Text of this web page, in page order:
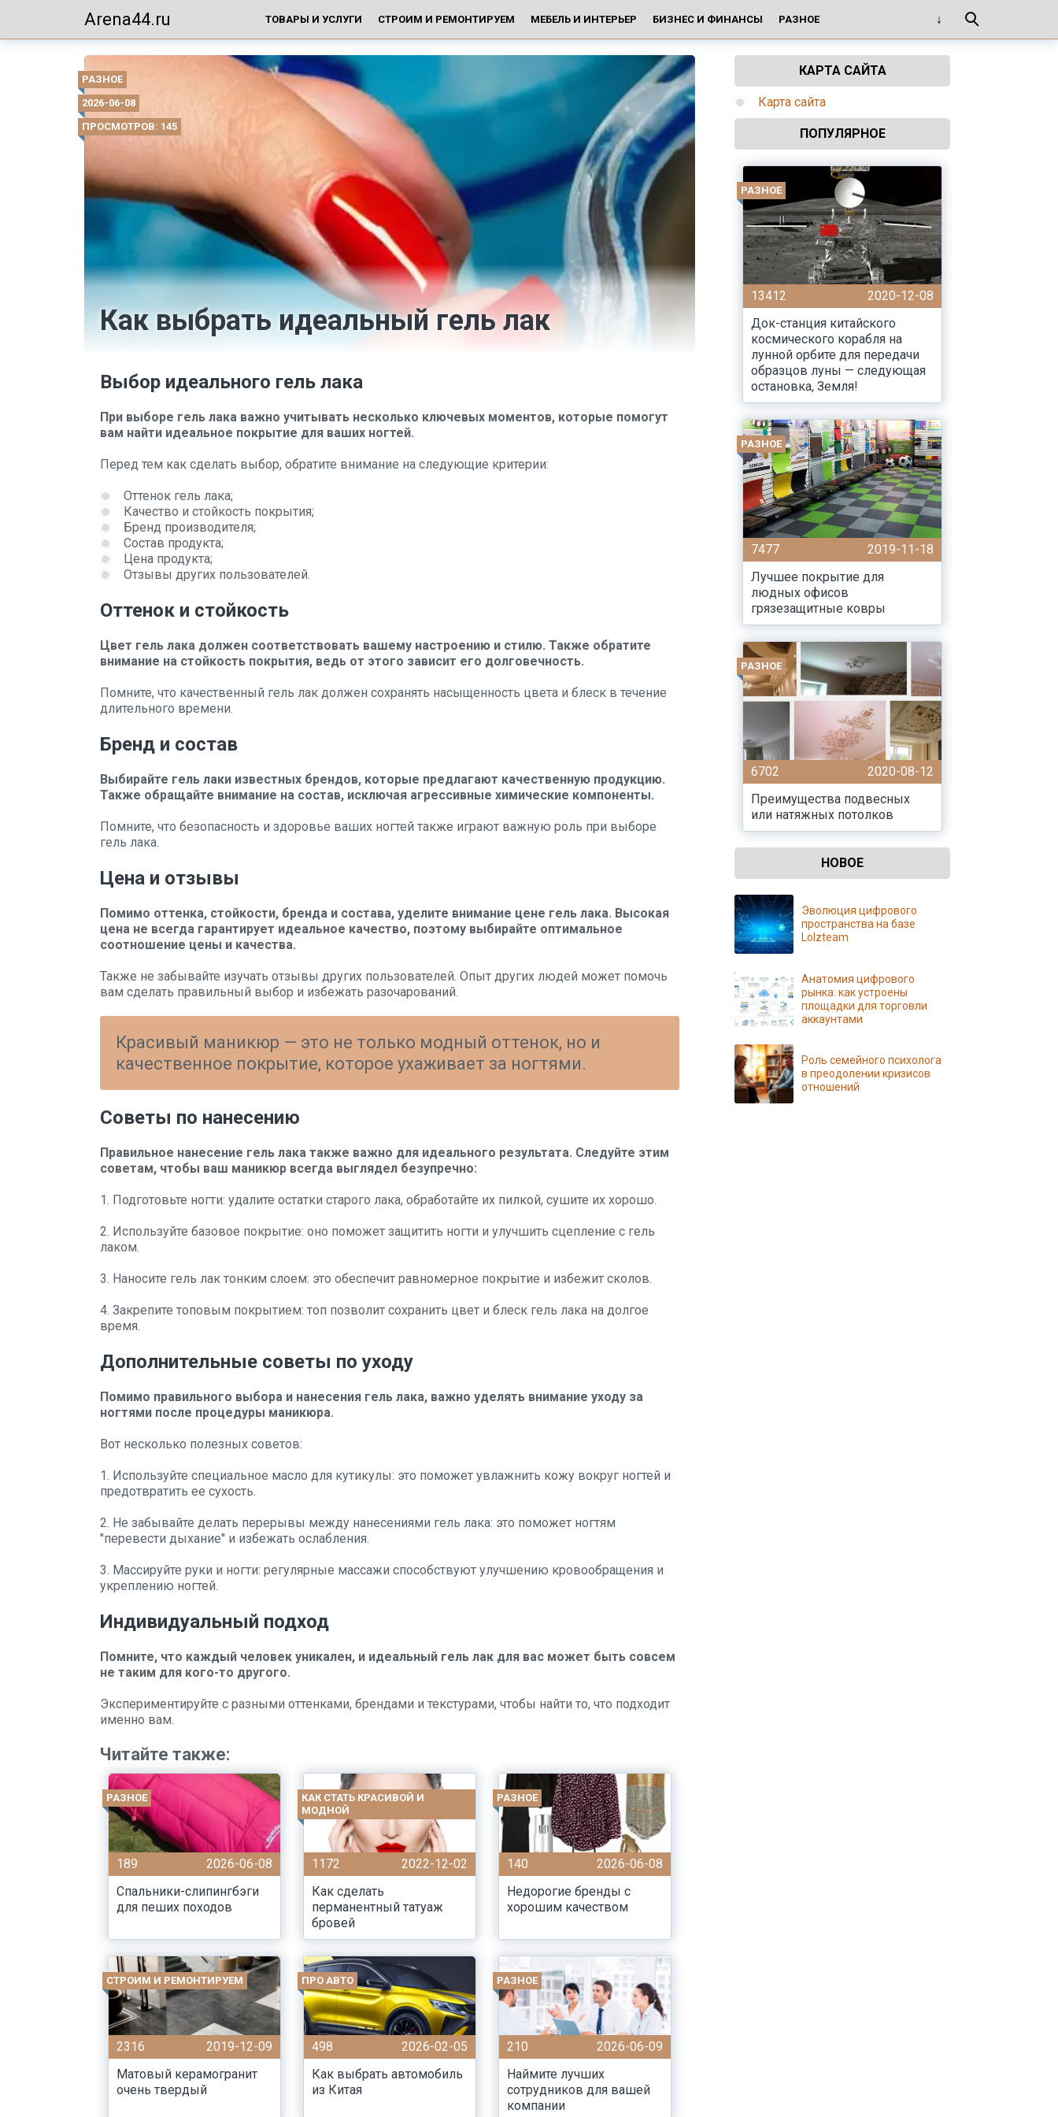
Arena44.ru ТОВАРЫ И УСЛУГИ СТРОИМ И РЕМОНТИРУЕМ МЕБЕЛЬ И ИНТЕРЬЕР БИЗНЕС И ФИНАНСЫ РАЗНОЕ
РАЗНОЕ
2026-06-08
ПРОСМОТРОВ: 145
Как выбрать идеальный гель лак
Выбор идеального гель лака
При выборе гель лака важно учитывать несколько ключевых моментов, которые помогут
вам найти идеальное покрытие для ваших ногтей.
Перед тем как сделать выбор, обратите внимание на следующие критерии:
Оттенок гель лака;
Качество и стойкость покрытия;
Бренд производителя;
Состав продукта;
Цена продукта;
Отзывы других пользователей.
Оттенок и стойкость
Цвет гель лака должен соответствовать вашему настроению и стилю. Также обратите
внимание на стойкость покрытия, ведь от этого зависит его долговечность.
Помните, что качественный гель лак должен сохранять насыщенность цвета и блеск в течение
длительного времени.
Бренд и состав
Выбирайте гель лаки известных брендов, которые предлагают качественную продукцию.
Также обращайте внимание на состав, исключая агрессивные химические компоненты.
Помните, что безопасность и здоровье ваших ногтей также играют важную роль при выборе
гель лака.
Цена и отзывы
Помимо оттенка, стойкости, бренда и состава, уделите внимание цене гель лака. Высокая
цена не всегда гарантирует идеальное качество, поэтому выбирайте оптимальное
соотношение цены и качества.
Также не забывайте изучать отзывы других пользователей. Опыт других людей может помочь
вам сделать правильный выбор и избежать разочарований.
Красивый маникюр — это не только модный оттенок, но и
качественное покрытие, которое ухаживает за ногтями.
Советы по нанесению
Правильное нанесение гель лака также важно для идеального результата. Следуйте этим
советам, чтобы ваш маникюр всегда выглядел безупречно:
1. Подготовьте ногти: удалите остатки старого лака, обработайте их пилкой, сушите их хорошо.
2. Используйте базовое покрытие: оно поможет защитить ногти и улучшить сцепление с гель
лаком.
3. Наносите гель лак тонким слоем: это обеспечит равномерное покрытие и избежит сколов.
4. Закрепите топовым покрытием: топ позволит сохранить цвет и блеск гель лака на долгое
время.
Дополнительные советы по уходу
Помимо правильного выбора и нанесения гель лака, важно уделять внимание уходу за
ногтями после процедуры маникюра.
Вот несколько полезных советов:
1. Используйте специальное масло для кутикулы: это поможет увлажнить кожу вокруг ногтей и
предотвратить ее сухость.
2. Не забывайте делать перерывы между нанесениями гель лака: это поможет ногтям
"перевести дыхание" и избежать ослабления.
3. Массируйте руки и ногти: регулярные массажи способствуют улучшению кровообращения и
укреплению ногтей.
Индивидуальный подход
Помните, что каждый человек уникален, и идеальный гель лак для вас может быть совсем
не таким для кого-то другого.
Экспериментируйте с разными оттенками, брендами и текстурами, чтобы найти то, что подходит
именно вам.
Читайте также:
РАЗНОЕ
189
2026-06-08
Спальники-слипингбэги
для пеших походов
КАК СТАТЬ КРАСИВОЙ И
МОДНОЙ
1172
2022-12-02
Как сделать
перманентный татуаж
бровей
РАЗНОЕ
140
2026-06-08
Недорогие бренды с
хорошим качеством
СТРОИМ И РЕМОНТИРУЕМ
2316
2019-12-09
Матовый керамогранит
очень твердый
ПРО АВТО
498
2026-02-05
Как выбрать автомобиль
из Китая
РАЗНОЕ
210
2026-06-09
Наймите лучших
сотрудников для вашей
компании
КАРТА САЙТА
Карта сайта
ПОПУЛЯРНОЕ
РАЗНОЕ
13412
2020-12-08
Док-станция китайского
космического корабля на
лунной орбите для передачи
образцов луны — следующая
остановка, Земля!
РАЗНОЕ
7477
2019-11-18
Лучшее покрытие для
людных офисов
грязезащитные ковры
РАЗНОЕ
6702
2020-08-12
Преимущества подвесных
или натяжных потолков
НОВОЕ
Эволюция цифрового
пространства на базе
Lolzteam
Анатомия цифрового
рынка: как устроены
площадки для торговли
аккаунтами
Роль семейного психолога
в преодолении кризисов
отношений